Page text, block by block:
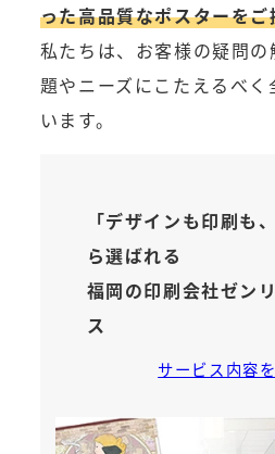
った高品質なポスターを
私たちは、お客様の疑問
題やニーズにこたえるべ
います。
「デザインも印刷も
ら選ばれる
福岡の印刷会社ゼン
ス
サービス内容